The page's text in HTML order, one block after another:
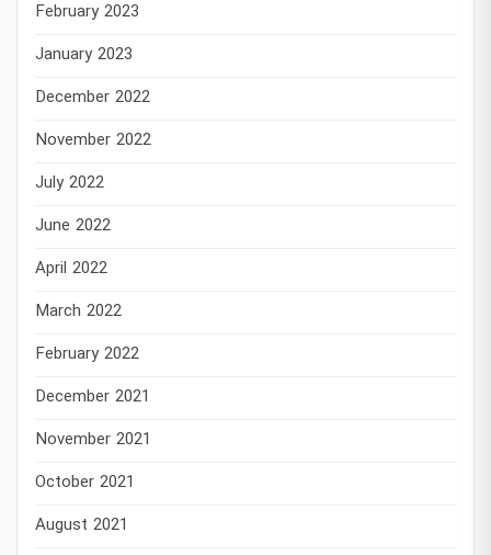
February 2023
January 2023
December 2022
November 2022
July 2022
June 2022
April 2022
March 2022
February 2022
December 2021
November 2021
October 2021
August 2021